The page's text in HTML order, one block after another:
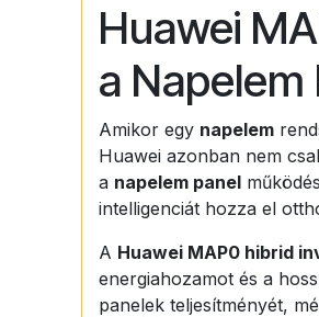
Huawei
a
Amikor egy napelem
Huawei azonban nem
a napelem panel
intelligenciát hozza el
A Huawei MAP0 hibrid
energiahozamot és a
panelek teljesítményét,